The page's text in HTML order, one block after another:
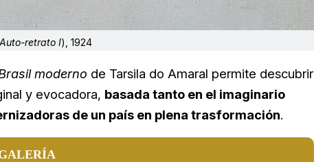
retrato I), 1924
moderno de Tarsila do Amaral permite descubrir
y evocadora, basada tanto en el imaginario
de un país en plena trasformación.